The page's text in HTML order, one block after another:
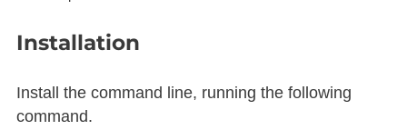
Installation
Install the command line, running the following
command.